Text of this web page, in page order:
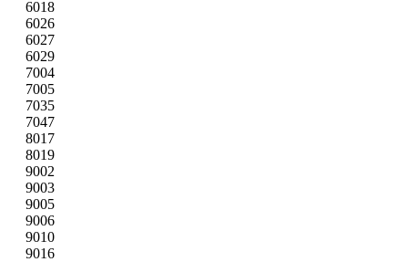
6018
6026
6027
6029
7004
7005
7035
7047
8017
8019
9002
9003
9005
9006
9010
9016